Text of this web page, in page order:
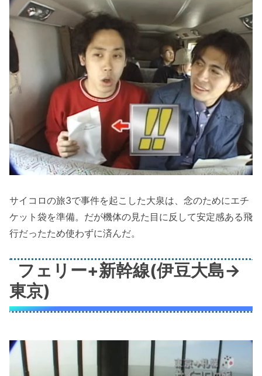
サイコロの旅3で事件を起こした大泉は、念のためにエチ
ケット袋を準備。だが機体の見た目に反して安定感ある飛
行だったため使わずに済んだ。
フェリー+新幹線(伊豆大島→
東京)